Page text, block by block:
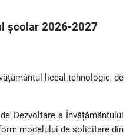
școlar 2026-2027
liceal tehnologic, de
Dezvoltare a Învățământului
modelului de solicitare din